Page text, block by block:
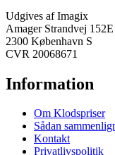
Udgives af Imagix
Amager Strandvej 152E
2300 København S
CVR 20068671
Information
Om Klodspriser
Sådan
Kontakt
Privatlivspolitik